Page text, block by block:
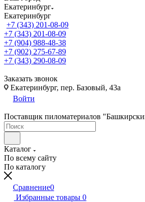
Екатеринбург
Екатеринбург
+7 (343) 201-08-09
+7 (343) 201-08-09
+7 (904) 988-48-38
+7 (902) 275-67-89
+7 (343) 290-08-09
Заказать звонок
Екатеринбург, пер. Базовый, 43а
Войти
Поставщик пиломатериалов
Каталог
По всему сайту
По каталогу
Сравнение0
Избранные товары 0